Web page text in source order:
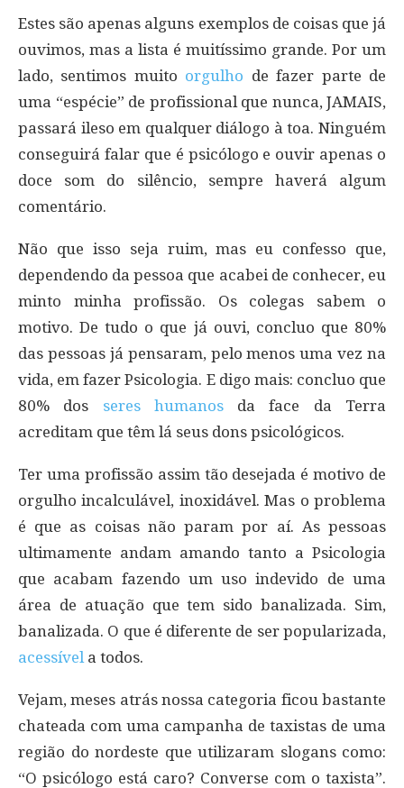
Estes são apenas alguns exemplos de coisas que já
ouvimos, mas a lista é muitíssimo grande. Por um
lado, sentimos muito orgulho de fazer parte de
uma “espécie” de profissional que nunca, JAMAIS,
passará ileso em qualquer diálogo à toa. Ninguém
conseguirá falar que é psicólogo e ouvir apenas o
doce som do silêncio, sempre haverá algum
comentário.
Não que isso seja ruim, mas eu confesso que,
dependendo da pessoa que acabei de conhecer, eu
minto minha profissão. Os colegas sabem o
motivo. De tudo o que já ouvi, concluo que 80%
das pessoas já pensaram, pelo menos uma vez na
vida, em fazer Psicologia. E digo mais: concluo que
80% dos seres humanosda face da Terra
acreditam que têm lá seus dons psicológicos.
Ter uma profissão assim tão desejada é motivo de
orgulho incalculável, inoxidável. Mas o problema
é que as coisas não param por aí. As pessoas
ultimamente andam amando tanto a Psicologia
que acabam fazendo um uso indevido de uma
área de atuação que tem sido banalizada. Sim,
banalizada. O que é diferente de ser popularizada,
acessível a todos.
Vejam, meses atrás nossa categoria ficou bastante
chateada com uma campanha de taxistas de uma
região do nordeste que utilizaram slogans como:
“O psicólogo está caro? Converse com o taxista”.